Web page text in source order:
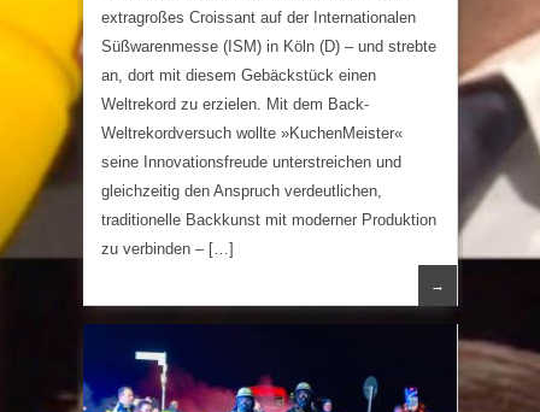
extragroßes Croissant auf der Internationalen
Süßwarenmesse (ISM) in Köln (D) – und strebte
an, dort mit diesem Gebäckstück einen
Weltrekord zu erzielen. Mit dem Back-
Weltrekordversuch wollte »KuchenMeister«
seine Innovationsfreude unterstreichen und
gleichzeitig den Anspruch verdeutlichen,
traditionelle Backkunst mit moderner Produktion
zu verbinden – […]
→